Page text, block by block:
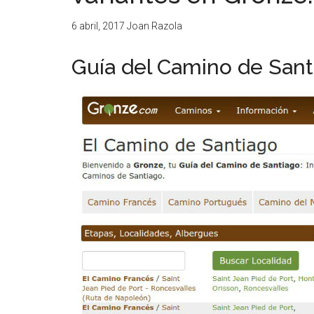
6 abril, 2017 Joan Razola
Guía del Camino de